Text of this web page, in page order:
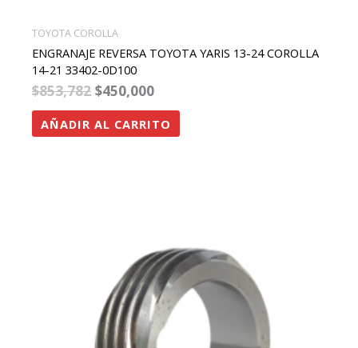
TOYOTA COROLLA
ENGRANAJE REVERSA TOYOTA YARIS 13-24 COROLLA
14-21 33402-0D100
$853,782 $450,000
AÑADIR AL CARRITO